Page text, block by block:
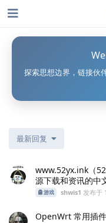
探索思想边界，链接伙
最新回复
www.52yx.ink（
源下载和资讯的中
游戏 shwis1 发布于
OpenWrt 常用插